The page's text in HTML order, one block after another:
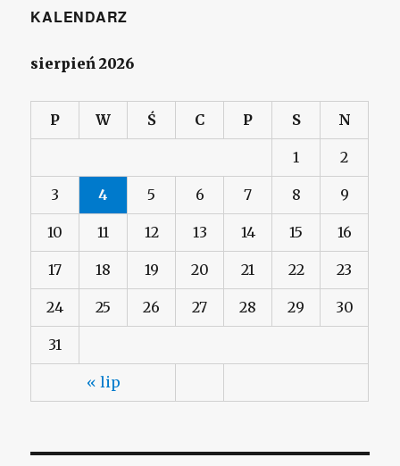
KALENDARZ
sierpień 2026
P W Ś C P S N
« lip
1 2
3 4 5 6 7 8 9
10 11 12 13 14 15 16
17 18 19 20 21 22 23
24 25 26 27 28 29 30
31